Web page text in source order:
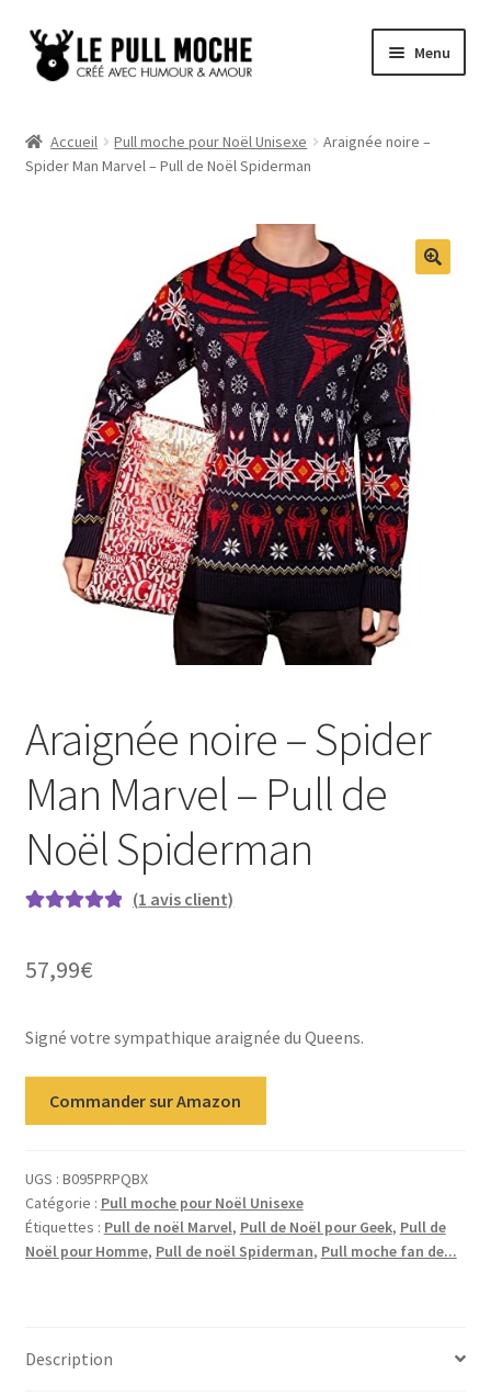
Aller
Aller
au
Menu
Pull Noël Femme
Pull Noël Promo
Accueil Pull moche pour Noël Unisexe
Araignée noire –
Spider Man Marvel – Pull de Noël Spiderman
Araignée noire – Spider
Man Marvel – Pull de
Noël Spiderman
notation
(1 avis client)
57,99€
Signé votre sympathique araignée du Queens.
Commander sur Amazon
UGS : B095PRPQBX
Catégorie : Pull moche pour Noël Unisexe
Étiquettes : Pull de noël Marvel, Pull de Noël pour Geek, Pull de
Noël pour Homme, Pull de noël Spiderman, Pull moche fan de...
Description